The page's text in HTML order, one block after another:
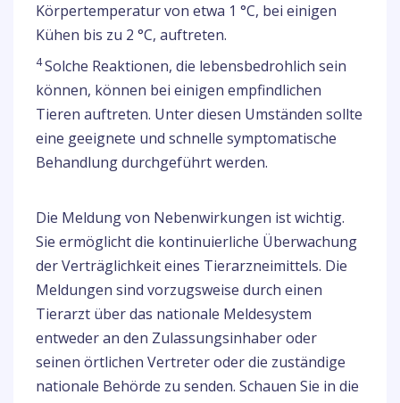
Körpertemperatur von etwa 1 °C, bei einigen
Kühen bis zu 2 °C, auftreten.
4Solche Reaktionen, die lebensbedrohlich sein
können, können bei einigen empfindlichen
Tieren auftreten. Unter diesen Umständen sollte
eine geeignete und schnelle symptomatische
Behandlung durchgeführt werden.
Die Meldung von Nebenwirkungen ist wichtig.
Sie ermöglicht die kontinuierliche Überwachung
der Verträglichkeit eines Tierarzneimittels. Die
Meldungen sind vorzugsweise durch einen
Tierarzt über das nationale Meldesystem
entweder an den Zulassungsinhaber oder
seinen örtlichen Vertreter oder die zuständige
nationale Behörde zu senden. Schauen Sie in die